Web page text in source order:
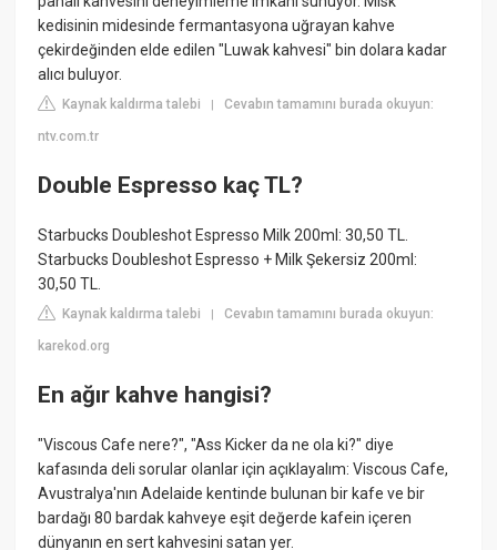
kedisinin midesinde fermantasyona uğrayan kahve
çekirdeğinden elde edilen "Luwak kahvesi" bin dolara kadar
alıcı buluyor.
Kaynak kaldırma talebi |Cevabın tamamını burada okuyun:
ntv.com.tr
Double Espresso kaç TL?
Starbucks Doubleshot Espresso Milk 200ml: 30,50 TL.
Starbucks Doubleshot Espresso + Milk Şekersiz 200ml:
30,50 TL.
Kaynak kaldırma talebi |Cevabın tamamını burada okuyun:
karekod.org
En ağır kahve hangisi?
"Viscous Cafe nere?", "Ass Kicker da ne ola ki?" diye
kafasında deli sorular olanlar için açıklayalım: Viscous Cafe,
Avustralya'nın Adelaide kentinde bulunan bir kafe ve bir
bardağı 80 bardak kahveye eşit değerde kafein içeren
dünyanın en sert kahvesini satan yer.